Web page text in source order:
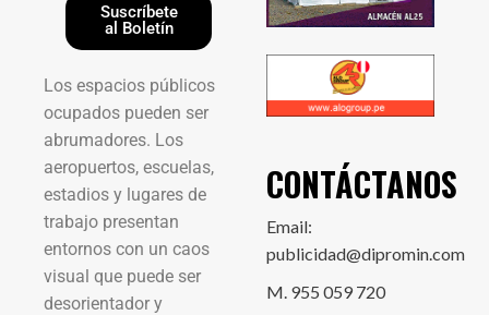
Suscríbete
al Boletín
Los espacios públicos
ocupados pueden ser
abrumadores. Los
aeropuertos, escuelas,
estadios y lugares de
trabajo presentan
entornos con un caos
visual que puede ser
desorientador y
CONTÁCTANOS
Email:
publicidad@dipromin.com
M. 955 059 720